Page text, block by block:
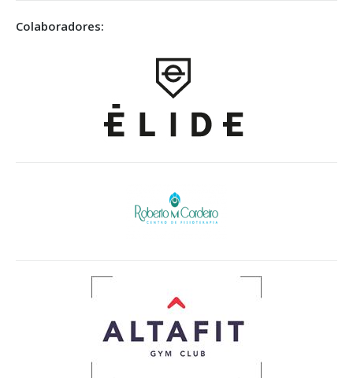
Colaboradores: